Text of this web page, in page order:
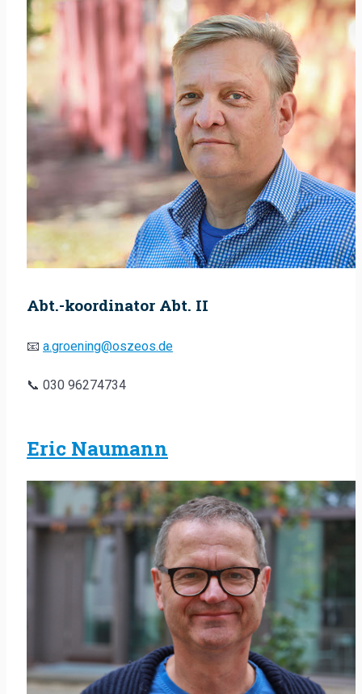
Abt.-koordinator Abt. II
📧 a.groening@oszeos.de
📞 030 96274734
Eric Naumann